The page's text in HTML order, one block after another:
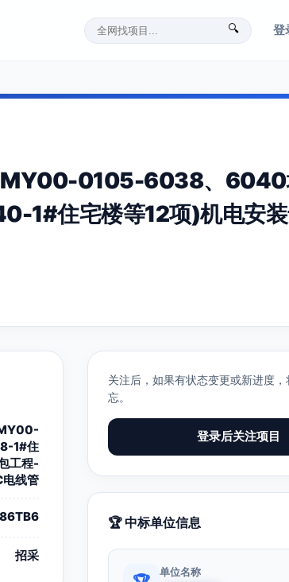
🔍 登
MY00-0105-6038、
1#住宅楼等12项)机电安
1#住
工程-
线管
招采
关注后，如果有状态变更或新进度
忘。
登录后关注项目
🏆 中标单位信息
单位名称